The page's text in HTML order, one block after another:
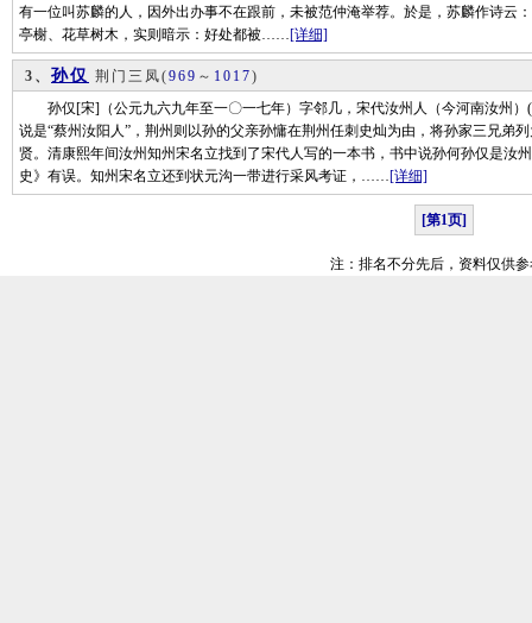
有一位叫苏麟的人，因外出办事不在跟前，未被范仲淹举荐。於是，苏麟作诗云
亭榭、花草树木，实则暗示：好处都被……[详细]
3、 孙仅 荆门三凤(969 ～ 1017)
孙仅[宋]（公元九六九年至一〇一七年）字邻几，宋代汝州人（今河南汝州）
说是“蔡州汝阳人”，荆州则以孙的父亲孙慵在荆州任刺史灿为由，将孙家三兄弟
贤。清康熙年间汝州知州宋名立找到了宋代人写的一本书，书中说孙何孙仅是汝
史》有误。知州宋名立还到状元沟一带进行采风考证，……[详细]
[第1页]
注：排名不分先后，资料仅供